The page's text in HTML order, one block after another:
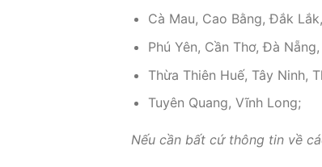
Cà Mau, Cao Bằng, Đắk
Phú Yên, Cần Thơ, Đà
Thừa Thiên Huế, Tây Ninh,
Tuyên Quang, Vĩnh Long;
Nếu cần bất cứ thông tin về